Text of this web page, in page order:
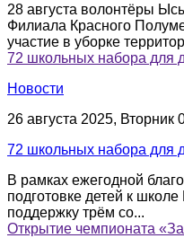
28 августа волонтёры
Филиала Красного
участие в уборке
72 школьных набора для
Новости
26 августа 2025, Вторник
72 школьных набора для
В рамках ежегодной
подготовке детей к
поддержку трём со...
Открытие чемпионата